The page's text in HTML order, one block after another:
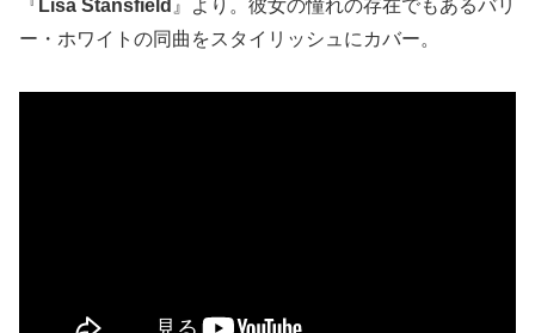
『 Lisa Stansfield 』より。彼女の憧れの存在でもあるバリ
ー・ホワイトの同曲をスタイリッシュにカバー。